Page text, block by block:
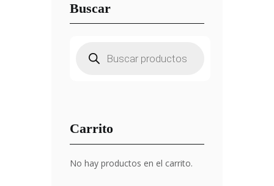
Buscar
productos
Carrito
No hay productos en el carrito.